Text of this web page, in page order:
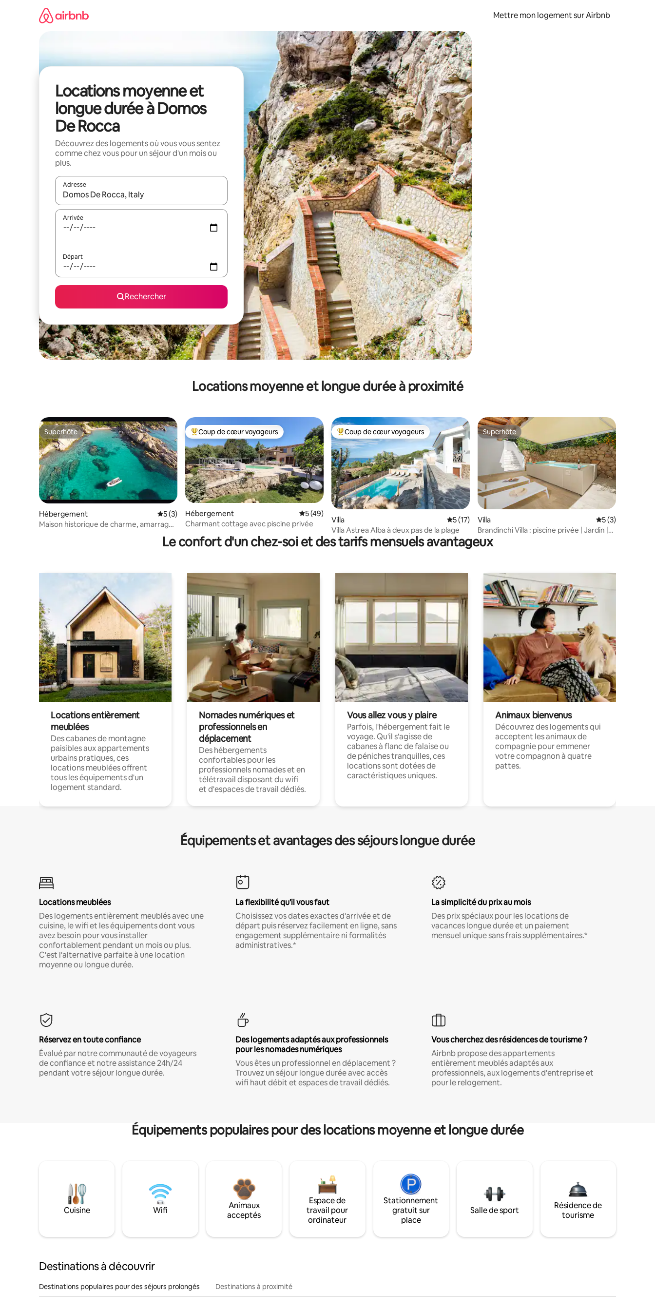
Mettre mon logement sur Airbnb
Locations moyenne et
longue durée à Domos
De Rocca
Découvrez des logements où vous vous sentez
comme chez vous pour un séjour d'un mois ou
plus.
Adresse
Lorsque les résultats s'affichent, utilisez les flèches vers le haut et vers le bas pour les parcourir ou en appuyant et en faisant glisser.
Arrivée
Départ
Rechercher
Locations moyenne et longue durée à proximité
Superhôte
Superhôte
Hébergement Évaluation moyenne sur la base de 3 commentaires : 5 sur 5
5 (3)
Maison historique de charme, amarrage,
Coups de cœur voyageurs les plus appréciés
Coup de cœur voyageurs
Hébergement Évaluation moyenne sur la base de 49 commentaires : 5 sur 5
5 (49)
Charmant cottage avec piscine privée
Coups de cœur voyageurs les plus appréciés
Coup de cœur voyageurs
Villa Évaluation moyenne sur la base de 17 commentaires : 5 sur 5
5 (17)
Villa Astrea Alba à deux pas de la plage
Superhôte
Superhôte
Villa Évaluation
5 (3)
Brandinchi Villa : piscine privée | Jardin |
BBQ
Le confort d'un chez-soi et des tarifs mensuels avantageux
Locations entièrement
meublées
Des cabanes de montagne
paisibles aux appartements
urbains pratiques, ces
locations meublées offrent
tous les équipements d'un
logement standard.
Nomades numériques et
professionnels en
déplacement
Des hébergements
confortables pour les
professionnels nomades et en
télétravail disposant du wifi
et d'espaces de travail dédiés.
Vous allez vous y plaire
Parfois, l'hébergement fait le
voyage. Qu'il s'agisse de
cabanes à flanc de falaise ou
de péniches tranquilles, ces
locations sont dotées de
caractéristiques uniques.
Animaux bienvenus
Découvrez des logements qui
acceptent les animaux de
compagnie pour emmener
votre compagnon à quatre
pattes.
Équipements et avantages des séjours longue durée
Locations meublées
Des logements entièrement meublés avec une
cuisine, le wifi et les équipements dont vous
avez besoin pour vous installer
confortablement pendant un mois ou plus.
C'est l'alternative parfaite à une location
moyenne ou longue durée.
La flexibilité qu'il vous faut
Choisissez vos dates exactes d'arrivée et de
départ puis réservez facilement en ligne, sans
engagement supplémentaire ni formalités
administratives.*
La simplicité du prix au mois
Des prix spéciaux pour les locations de
vacances longue durée et un paiement
mensuel unique sans frais supplémentaires.*
Réservez en toute confiance
Évalué par notre communauté de voyageurs
de confiance et notre assistance 24h/24
pendant votre séjour longue durée.
Des logements adaptés aux professionnels
pour les nomades numériques
Vous êtes un professionnel en déplacement ?
Trouvez un séjour longue durée avec accès
wifi haut débit et espaces de travail dédiés.
Vous cherchez des résidences de tourisme ?
Airbnb propose des appartements
entièrement meublés adaptés aux
professionnels, aux logements d'entreprise et
pour le relogement.
Équipements populaires pour des locations moyenne et longue durée
Cuisine Wifi
Animaux
acceptés
Espace de
travail pour
ordinateur
Stationnement
gratuit sur
place
Salle de sport
Résidence de
tourisme
Destinations à découvrir
Destinations populaires pour des séjours prolongés Destinations à proximité